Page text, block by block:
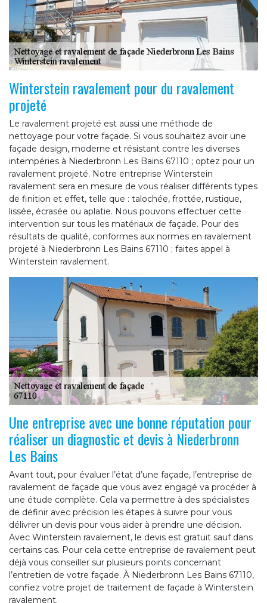
Winterstein ravalement pour du ravalement
projeté
Le ravalement projeté est aussi une méthode de
nettoyage pour votre façade. Si vous souhaitez avoir une
façade design, moderne et résistant contre les diverses
intempéries à Niederbronn Les Bains 67110 ; optez pour un
ravalement projeté. Notre entreprise Winterstein
ravalement sera en mesure de vous réaliser différents types
de finition et effet, telle que : talochée, frottée, rustique,
lissée, écrasée ou aplatie. Nous pouvons effectuer cette
intervention sur tous les matériaux de façade. Pour des
résultats de qualité, conformes aux normes en ravalement
projeté à Niederbronn Les Bains 67110 ; faites appel à
Winterstein ravalement.
Une entreprise avec une bonne réputation pour
réaliser un diagnostic et devis à Niederbronn
Les Bains
Avant tout, pour évaluer l’état d’une façade, l’entreprise de
ravalement de façade que vous avez engagé va procéder à
une étude complète. Cela va permettre à des spécialistes
de définir avec précision les étapes à suivre pour vous
délivrer un devis pour vous aider à prendre une décision.
Avec Winterstein ravalement, le devis est gratuit sauf dans
certains cas. Pour cela cette entreprise de ravalement peut
déjà vous conseiller sur plusieurs points concernant
l’entretien de votre façade. À Niederbronn Les Bains 67110,
confiez votre projet de traitement de façade à Winterstein
ravalement.